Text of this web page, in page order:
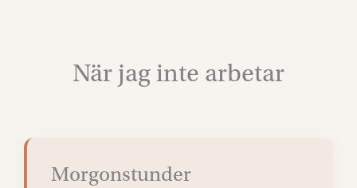
När jag inte arbetar
Morgonstunder